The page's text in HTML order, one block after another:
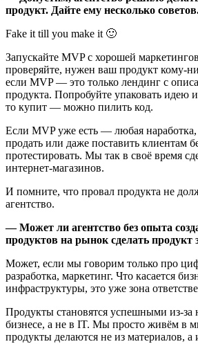
продукт. Дайте ему несколько
Fake it till you make it 🙂
Запускайте MVP с хорошей
проверяйте, нужен ваш продукт кому-
если MVP — это только лендинг с
продукта. Попробуйте упаковать идею
то купит — можно пилить код.
Если MVP уже есть — любая
продать или даже поставить клиентам
протестировать. Мы так в своё время
интернет-магазинов.
И помните, что провал продукта не
агентство.
— Может ли агентство без опыта
продуктов на рынок сделать продукт
Может, если мы говорим только про
разработка, маркетинг. Что касается
инфраструктуры, это уже зона
Продукты становятся успешными из-за
бизнесе, а не в IT. Мы просто живём в
продукты делаются не из материалов, а